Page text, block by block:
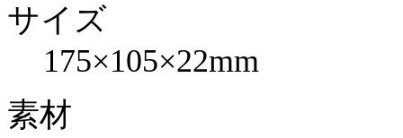
サイズ
175×105×22mm
素材